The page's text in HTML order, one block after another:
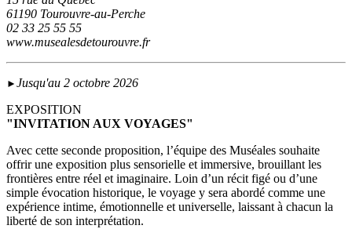
61190 Tourouvre-au-Perche
02 33 25 55 55
www.musealesdetourouvre.fr
► Jusqu'au 2 octobre 2026
EXPOSITION
"INVITATION AUX VOYAGES"
Avec cette seconde proposition, l’équipe des Muséales souhaite
offrir une exposition plus sensorielle et immersive, brouillant les
frontières entre réel et imaginaire. Loin d’un récit figé ou d’une
simple évocation historique, le voyage y sera abordé comme une
expérience intime, émotionnelle et universelle, laissant à chacun la
liberté de son interprétation.